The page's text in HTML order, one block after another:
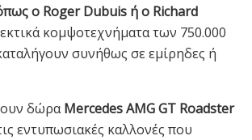
ο Roger Dubuis ή ο Richard
κομψοτεχνήματα των 750.000
συνήθως σε εμίρηδες ή
δώραMercedes AMG GT Roadster
εντυπωσιακές καλλονές που